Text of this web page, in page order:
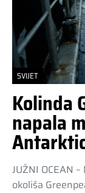
SVIJET
Kolinda
napala
JUŽNI OCEAN
okoliša